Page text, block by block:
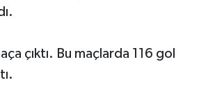
çıktı. Bu maçlarda 116 gol